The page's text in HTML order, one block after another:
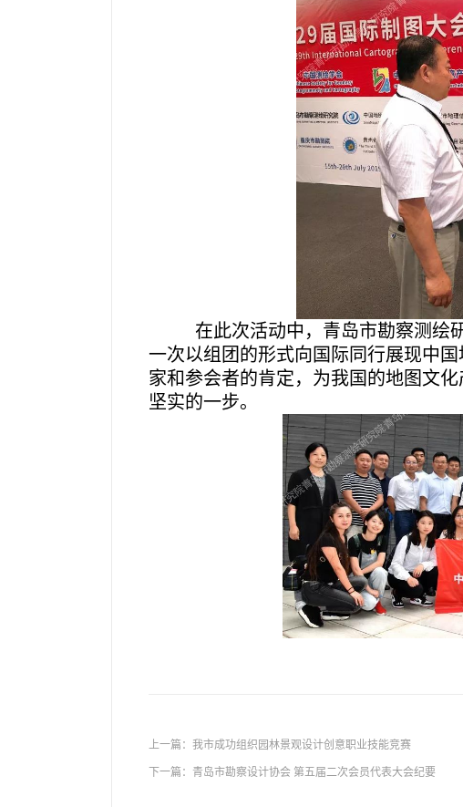
在此次活动中，青岛市勘察测绘
一次以组团的形式向国际同行展现中
家和参会者的肯定，为我国的地图文
坚实的一步。
上一篇： 我市成功组织园林景观设计创意职业技能竞赛
下一篇： 青岛市勘察设计协会 第五届二次会员代表大会纪要